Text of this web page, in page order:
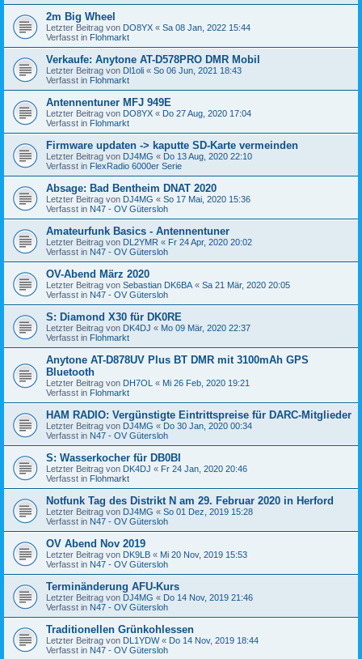
2m Big Wheel
Letzter Beitrag von DO8YX « Sa 08 Jan, 2022 15:44
Verfasst in Flohmarkt
Verkaufe: Anytone AT-D578PRO DMR Mobil
Letzter Beitrag von Dl1oli « So 06 Jun, 2021 18:43
Verfasst in Flohmarkt
Antennentuner MFJ 949E
Letzter Beitrag von DO8YX « Do 27 Aug, 2020 17:04
Verfasst in Flohmarkt
Firmware updaten -> kaputte SD-Karte vermeinden
Letzter Beitrag von DJ4MG « Do 13 Aug, 2020 22:10
Verfasst in FlexRadio 6000er Serie
Absage: Bad Bentheim DNAT 2020
Letzter Beitrag von DJ4MG « So 17 Mai, 2020 15:36
Verfasst in N47 - OV Gütersloh
Amateurfunk Basics - Antennentuner
Letzter Beitrag von DL2YMR « Fr 24 Apr, 2020 20:02
Verfasst in N47 - OV Gütersloh
OV-Abend März 2020
Letzter Beitrag von Sebastian DK6BA « Sa 21 Mär, 2020 20:05
Verfasst in N47 - OV Gütersloh
S: Diamond X30 für DK0RE
Letzter Beitrag von DK4DJ « Mo 09 Mär, 2020 22:37
Verfasst in Flohmarkt
Anytone AT-D878UV Plus BT DMR mit 3100mAh GPS
Bluetooth
Letzter Beitrag von DH7OL « Mi 26 Feb, 2020 19:21
Verfasst in Flohmarkt
HAM RADIO: Vergünstigte Eintrittspreise für DARC-Mitglieder
Letzter Beitrag von DJ4MG « Do 30 Jan, 2020 00:34
Verfasst in N47 - OV Gütersloh
S: Wasserkocher für DB0BI
Letzter Beitrag von DK4DJ « Fr 24 Jan, 2020 20:46
Verfasst in Flohmarkt
Notfunk Tag des Distrikt N am 29. Februar 2020 in Herford
Letzter Beitrag von DJ4MG « So 01 Dez, 2019 15:28
Verfasst in N47 - OV Gütersloh
OV Abend Nov 2019
Letzter Beitrag von DK9LB « Mi 20 Nov, 2019 15:53
Verfasst in N47 - OV Gütersloh
Terminänderung AFU-Kurs
Letzter Beitrag von DJ4MG « Do 14 Nov, 2019 21:46
Verfasst in N47 - OV Gütersloh
Traditionellen Grünkohlessen
Letzter Beitrag von DL1YDW« Do 14 Nov, 2019 18:44
Verfasst in N47 - OV Gütersloh